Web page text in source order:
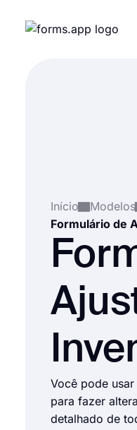
Início Modelos
Você pode
para fazer
detalhado de